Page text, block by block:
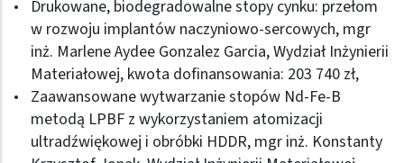
Drukowane, biodegradowalne stopy cynku: przełom
w rozwoju implantów naczyniowo-sercowych, mgr
inż. Marlene Aydee Gonzalez Garcia, Wydział Inżynierii
Materiałowej, kwota dofinansowania: 203 740 zł,
Zaawansowane wytwarzanie stopów Nd-Fe-B
metodą LPBF z wykorzystaniem atomizacji
ultradźwiękowej i obróbki HDDR, mgr inż. Konstanty